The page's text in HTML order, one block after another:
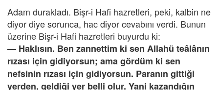
Adam durakladı. Bişr-i Hafi hazretleri, peki, kalbin ne
diyor diye sorunca, hac diyor cevabını verdi. Bunun
üzerine Bişr-i Hafi hazretleri buyurdu ki:
— Haklısın. Ben zannettim ki sen Allahü teâlânın
rızası için gidiyorsun; ama gördüm ki sen
nefsinin rızası için gidiyorsun. Paranın gittiği
yerden, geldiği yer belli olur. Yani kazandığın